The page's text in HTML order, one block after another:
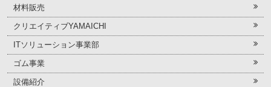
材料販売
クリエイティブYAMAICHI
ITソリューション事業部
ゴム事業
設備紹介